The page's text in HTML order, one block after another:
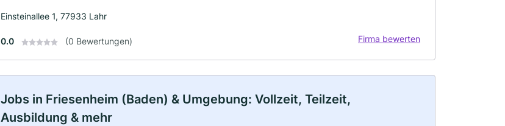
Einsteinallee 1, 77933 Lahr
0.0 (0 Bewertungen) Firma bewerten
Jobs in Friesenheim (Baden) & Umgebung: Vollzeit, Teilzeit,
Ausbildung & mehr